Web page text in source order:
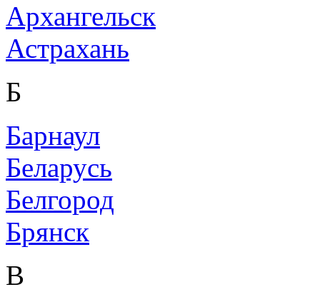
Архангельск
Астрахань
Б
Барнаул
Беларусь
Белгород
Брянск
В